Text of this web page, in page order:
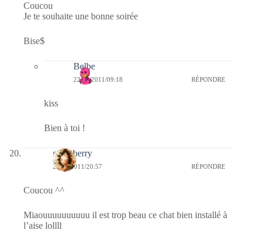
Coucou
Je te souhaite une bonne soirée
Bise$
Belbe
22/03/2011/09:18 RÉPONDRE
kiss
Bien à toi !
strawberry
21/03/2011/20:57 RÉPONDRE
Coucou ^^
Miaouuuuuuuuuu il est trop beau ce chat bien installé à
l’aise lollll